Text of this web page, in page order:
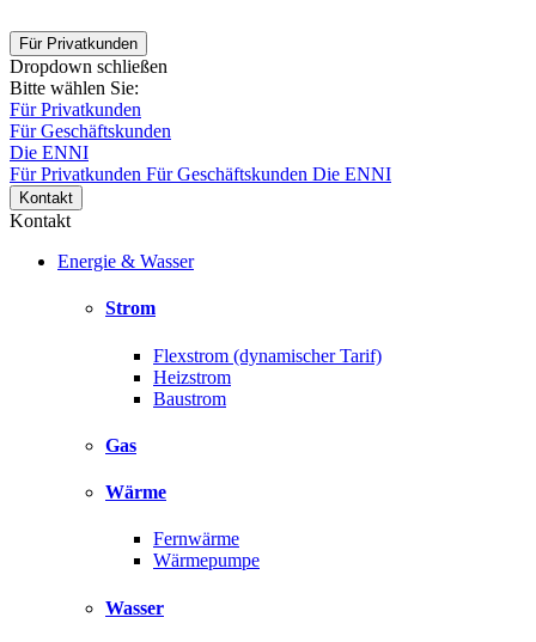
Für Privatkunden
Dropdown schließen
Bitte wählen Sie:
Für Privatkunden
Für Geschäftskunden
Die ENNI
Für Privatkunden Für Geschäftskunden Die ENNI
Kontakt
Kontakt
Energie & Wasser
Strom
Flexstrom (dynamischer Tarif)
Heizstrom
Baustrom
Gas
Wärme
Fernwärme
Wärmepumpe
Wasser